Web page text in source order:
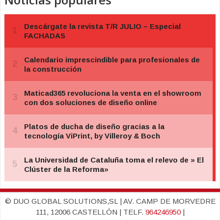
© DUO GLOBAL SOLUTIONS,SL | AV. CAMP DE MORVEDRE
111, 12006 CASTELLÓN | TELF. 964246950|